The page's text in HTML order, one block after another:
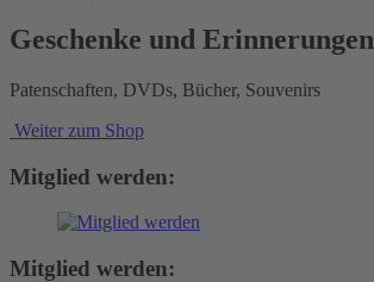
Geschenke und Erinnerungen
Patenschaften, DVDs, Bücher, Souvenirs
Weiter zum Shop
Mitglied werden:
Mitglied werden: